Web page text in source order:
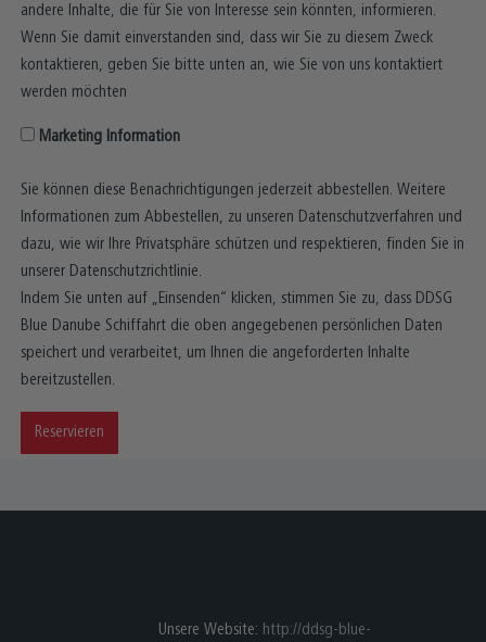
andere Inhalte, die für Sie von Interesse sein könnten, informieren.
Wenn Sie damit einverstanden sind, dass wir Sie zu diesem Zweck
kontaktieren, geben Sie bitte unten an, wie Sie von uns kontaktiert
werden möchten
Marketing Information
Sie können diese Benachrichtigungen jederzeit abbestellen. Weitere
Informationen zum Abbestellen, zu unseren Datenschutzverfahren und
dazu, wie wir Ihre Privatsphäre schützen und respektieren, finden Sie in
unserer Datenschutzrichtlinie.
Indem Sie unten auf „Einsenden“ klicken, stimmen Sie zu, dass DDSG
Blue Danube Schiffahrt die oben angegebenen persönlichen Daten
speichert und verarbeitet, um Ihnen die angeforderten Inhalte
bereitzustellen.
Reservieren
Unsere Website: http://ddsg-blue-